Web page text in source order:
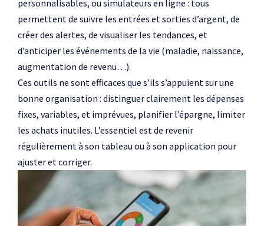
personnalisables, ou simulateurs en ligne : tous
permettent de suivre les entrées et sorties d’argent, de
créer des alertes, de visualiser les tendances, et
d’anticiper les événements de la vie (maladie, naissance,
augmentation de revenu…).
Ces outils ne sont efficaces que s’ils s’appuient sur une
bonne organisation : distinguer clairement les dépenses
fixes, variables, et imprévues, planifier l’épargne, limiter
les achats inutiles. L’essentiel est de revenir
régulièrement à son tableau ou à son application pour
ajuster et corriger.